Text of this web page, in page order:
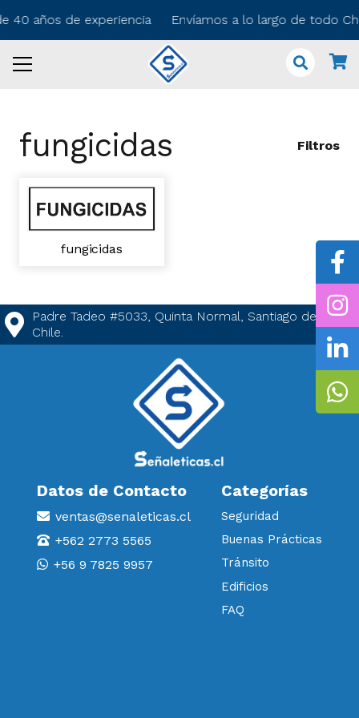
40 años de experiencia Envíamos a lo largo de todo
fungicidas Filtros
fungicidas
Padre Tadeo #5033, Quinta Normal, Santiago de
Chile.
Datos de Contacto
ventas@senaleticas.cl
+562 2773 5565
+56 9 7825 9957
Categorías
Seguridad
Buenas Prácticas
Tránsito
Edificios
FAQ